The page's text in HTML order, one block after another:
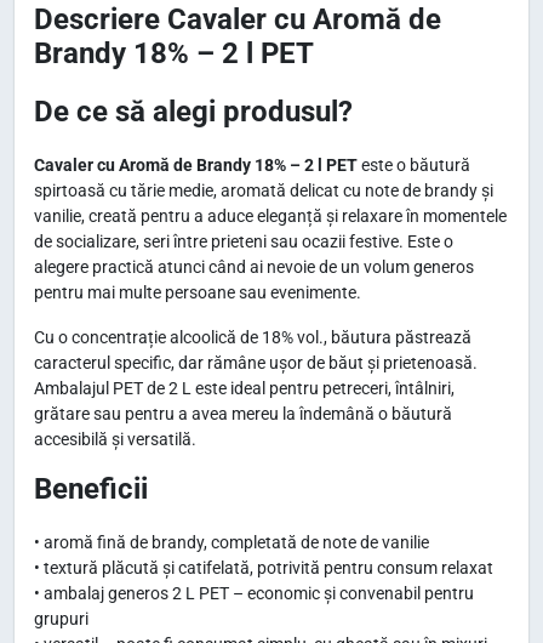
Descriere Cavaler cu Aromă de
Brandy 18% – 2 l PET
De ce să alegi produsul?
Cavaler cu Aromă de Brandy 18% – 2 l PETeste o băutură
spirtoasă cu tărie medie, aromată delicat cu note de brandy și
vanilie, creată pentru a aduce eleganță și relaxare în momentele
de socializare, seri între prieteni sau ocazii festive. Este o
alegere practică atunci când ai nevoie de un volum generos
pentru mai multe persoane sau evenimente.
Cu o concentrație alcoolică de 18% vol., băutura păstrează
caracterul specific, dar rămâne ușor de băut și prietenoasă.
Ambalajul PET de 2 L este ideal pentru petreceri, întâlniri,
grătare sau pentru a avea mereu la îndemână o băutură
accesibilă și versatilă.
Beneficii
• aromă fină de brandy, completată de note de vanilie
• textură plăcută și catifelată, potrivită pentru consum relaxat
• ambalaj generos 2 L PET – economic și convenabil pentru
grupuri